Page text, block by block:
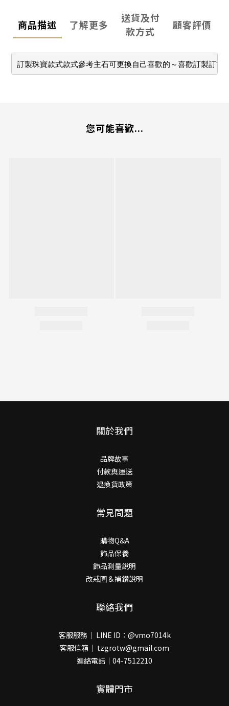
商品描述 了解更多
送貨及付
款方式
顧客評價
訂製珠寶款式款式參考主石可更換自己喜歡的～喜歡訂製訂
您可能喜歡...
關於我們
品牌故事
付款與運送
退換貨政策
常見問題
購物Q&A
飾品保養
飾品測量說明
改戒圍＆補鑽說明
聯絡我們
客服服務｜ LINE ID：@vmo7014k
客服信箱｜ tzgrotw@gmail.com
連絡電話｜04-7512210
實體門市